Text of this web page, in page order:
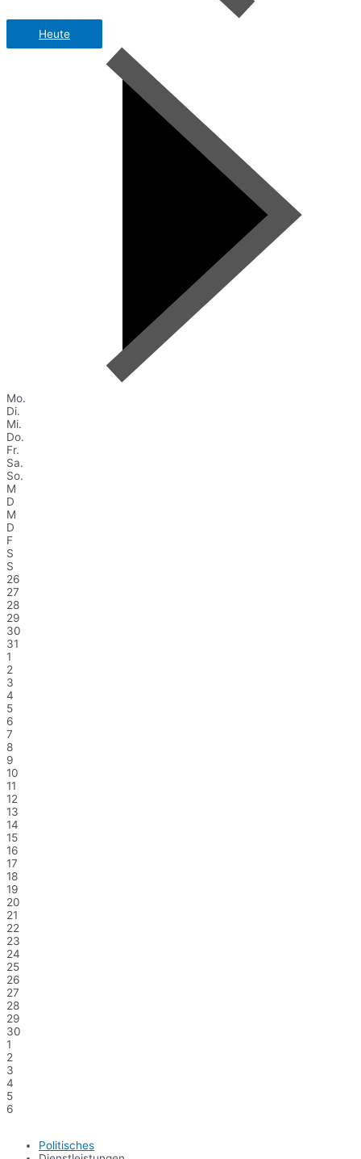
Heute
Mo.
Di.
Mi.
Do.
Fr.
Sa.
So.
M
D
M
D
F
S
S
26
27
28
29
30
31
1
2
3
4
5
6
7
8
9
10
11
12
13
14
15
16
17
18
19
20
21
22
23
24
25
26
27
28
29
30
1
2
3
4
5
6
Politisches